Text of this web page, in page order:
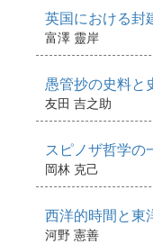
英国における封
富澤 靈岸
愚管抄の史料と
友田 吉之助
スピノザ哲学の
岡林 克己
西洋的時間と東
河野 憲善